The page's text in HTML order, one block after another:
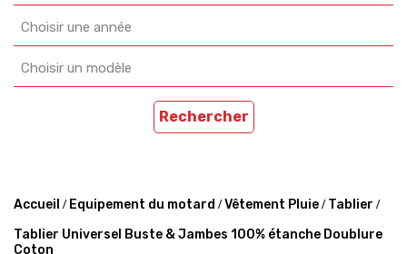
Choisir une année
Choisir un modèle
Rechercher
Accueil Equipement du motard Vêtement Pluie
Tablier
Tablier Universel Buste & Jambes 100% étanche Doublure
Coton